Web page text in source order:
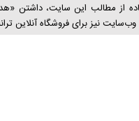
از مطالب این سایت، داشتن
نیز برای فروشگاه آنلاین